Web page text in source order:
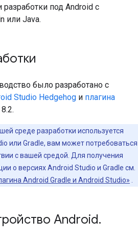
под Android с
или Java.
было разработано с
Studio Hedgehog и плагина
среде разработки используется
или Gradle, вам может потребоваться
с вашей средой. Для получения
о версиях Android Studio и Gradle см.
Android Gradle и Android Studio»
Android.